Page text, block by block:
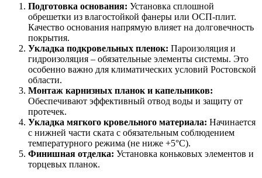
Подготовка основания: Установка сплошной
обрешетки из влагостойкой фанеры или ОСП-плит.
Качество основания напрямую влияет на долговечность
покрытия.
Укладка подкровельных пленок: Пароизоляция и
гидроизоляция – обязательные элементы системы. Это
особенно важно для климатических условий Ростовской
области.
Монтаж карнизных планок и капельников:
Обеспечивают эффективный отвод воды и защиту от
протечек.
Укладка мягкого кровельного материала: Начинается
с нижней части ската с обязательным соблюдением
температурного режима (не ниже +5°C).
Финишная отделка: Установка коньковых элементов и
торцевых планок.